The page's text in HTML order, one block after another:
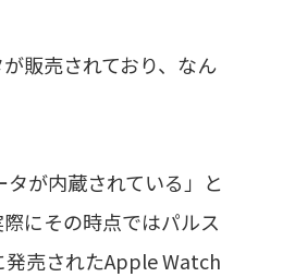
販売されており、なん
が内蔵されている」と
にその時点ではパルス
発売されたApple Watch